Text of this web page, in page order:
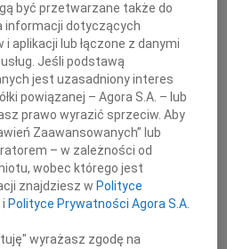
Pana
Andrzeja
Traczykowskiego
Wyrazy głębokiego współczucia i żalu
Rodzinie,
być przetwarzane także do
informacji dotyczących
aplikacji lub łączone z danymi
Jeśli podstawą
jest uzasadniony interes
powiązanej – Agora S.A. – lub
prawo wyrazić sprzeciw. Aby
Zaawansowanych” lub
– w zależności od
wobec którego jest
znajdziesz w Polityce
i Polityce Prywatności Agora S.A.
wyrażasz zgodę na